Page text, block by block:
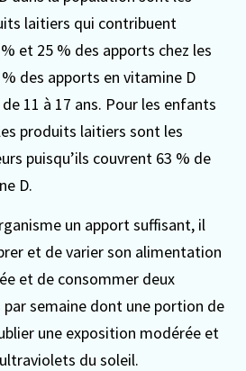
laitiers qui contribuent
et 25 % des apports chez les
des apports en vitamine D
11 à 17 ans. Pour les enfants
produits laitiers sont les
puisqu’ils couvrent 63 % de
D.
un apport suffisant, il
et de varier son alimentation
et de consommer deux
semaine dont une portion de
une exposition modérée et
du soleil.